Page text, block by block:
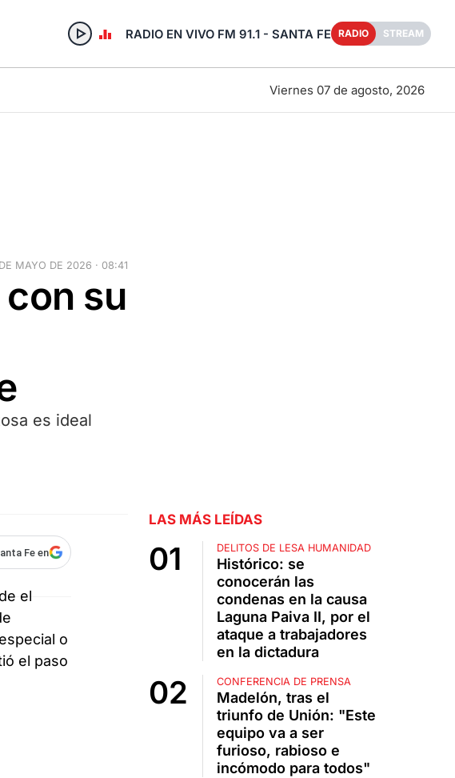
RADIO EN VIVO FM 91.1 - SANTA FE RADIO STREAM
Viernes 07 de agosto, 2026
MAYO DE 2026 · 08:41
su
es ideal
Fe en
el
o
el paso
LAS MÁS LEÍDAS
DELITOS DE LESA HUMANIDAD
Histórico: se
conocerán las
condenas en la causa
Laguna Paiva II, por el
ataque a trabajadores
en la dictadura
CONFERENCIA DE PRENSA
Madelón, tras el
triunfo de Unión: "Este
equipo va a ser
furioso, rabioso e
incómodo para todos"